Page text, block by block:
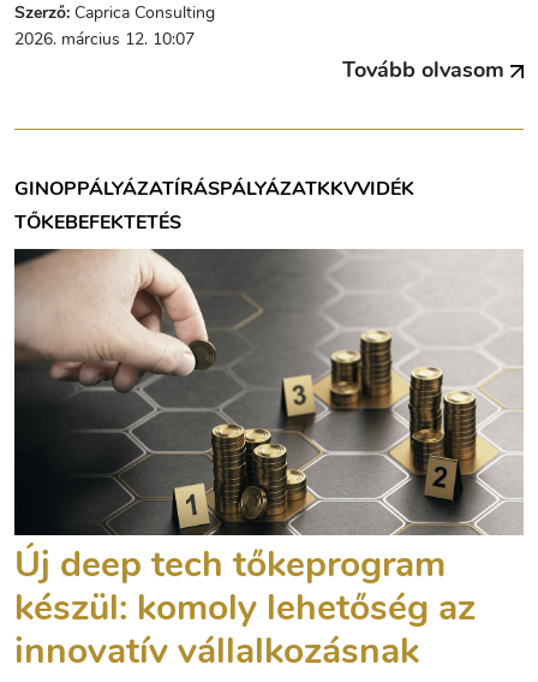
Szerző: Caprica Consulting
2026. március 12. 10:07
Tovább olvasom
GINOPPÁLYÁZATÍRÁSPÁLYÁZATKKVVIDÉK
TŐKEBEFEKTETÉS
Új deep tech tőkeprogram
készül: komoly lehetőség az
innovatív vállalkozásnak